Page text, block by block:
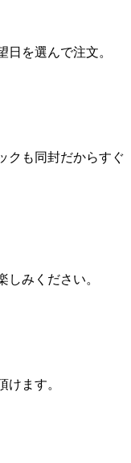
日を選んで注文。
クも同封だからすぐ
しみください。
けます。